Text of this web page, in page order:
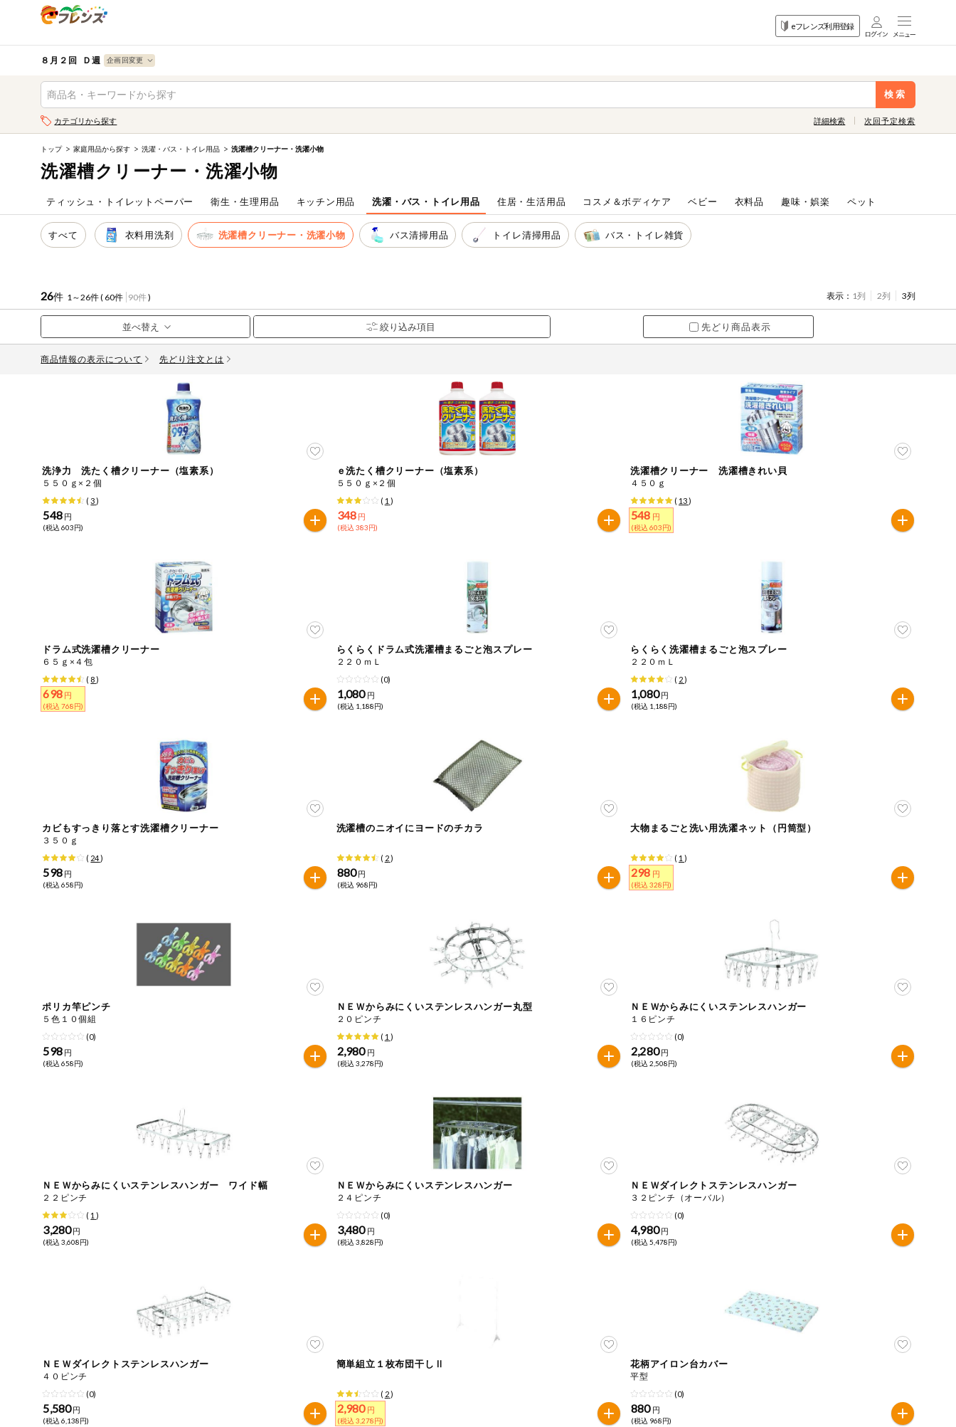
eフレンズ利用登録
ログイン
生協加入はこちら
登録から開始まで
注文番号注文
お気に入り注文
注文履歴注文
人気カテゴリ
食品から探す
自動注文システム登録
自動注文システム登録を修正する
くらしの定番品（毎週企画）
専門ショップサイト
パルコープ・よどがわ生協の情報サイト
商品のリクエスト
アプリのダウンロード
８月２回 Ｄ週
検索
果物
肉・ハム・ソ
ーセージ
魚介・加工品
米・雑穀など
パン・ジャム
豆腐・納豆・
こんにゃく
など
麺類
おやつ
飲料
ーパー
コスメ＆ボデ
ィケア
ベビー
先着限定企画
スマート・ワ
今週の新登場
よりどりでお
トク
果物すべて
カテゴリから探す 詳細検索
検索条件を指定してください。全項目に条件を指定しなくても検索できます。
キーワード
キーワードをすべて含む
いずれかのキーワードを含む
メーカー名
カテゴリ
特定原材料と特定原材料に準ずるものが含まれていない商品を検索できます。
特定原材料
小麦 落花生 えび
あわび カシューナッツ ごま
ゼラチン マカダミアナッツ もも りんご
アレルゲン情報は、商品企画時の情報のため、ご使用前には必ず商品パッケージの表示をご確認ください。
特定原材料に準ずるものは、お取引先から情報提供のあった範囲でのお知らせです。
次回予定検索
トップ 家庭用品から探す 洗濯・バス・トイレ用品 洗濯槽クリーナー・洗濯小物
洗濯槽クリーナー・洗濯小物
ティッシュ・トイレットペーパー 衛生・生理用品 キッチン用品 洗濯・バス・トイレ用品 住居・生活用品 コスメ＆ボディケア ベビー 衣料品 趣味・娯楽 ペット
すべて 衣料用洗剤 洗濯槽クリーナー・洗濯小物 バス清掃用品 トイレ清掃用品 バス・トイレ雑貨
26件 1～26件 ( 60件 90件) 表示： 1列 2列 3列
先どり商品表示
商品情報の表示について 先どり注文とは
洗浄力 洗たく槽クリーナー（塩素系）
５５０ｇ×２個
(3)
548 円
(税込 603円)
ｅ洗たく槽クリーナー（塩素系）
５５０ｇ×２個
( 1 )
348 円
(税込 383円)
洗濯槽クリーナー 洗濯槽きれい貝
４５０ｇ
( 13)
548 円
(税込 603円)
ドラム式洗濯槽クリーナー
６５ｇ×４包
( 8)
698 円
(税込 768円)
らくらくドラム式洗濯槽まるごと泡スプレー
２２０ｍＬ
(0)
1,080 円
(税込 1,188円)
らくらく洗濯槽まるごと泡スプレー
２２０ｍＬ
( 2)
1,080 円
(税込 1,188円)
カビもすっきり落とす洗濯槽クリーナー
３５０ｇ
( 24)
598 円
(税込 658円)
洗濯槽のニオイにヨードのチカラ
( 2)
880 円
(税込 968円)
大物まるごと洗い用洗濯ネット（円筒型）
( 1 )
298 円
(税込 328円)
ポリカ竿ピンチ
５色１０個組
(0)
598 円
(税込 658円)
ＮＥＷからみにくいステンレスハンガー丸型
２０ピンチ
( 1 )
2,980 円
(税込 3,278円)
ＮＥＷからみにくいステンレスハンガー
１６ピンチ
(0)
2,280 円
(税込 2,508円)
ＮＥＷからみにくいステンレスハンガー ワイド幅
２２ピンチ
( 1 )
3,280 円
(税込 3,608円)
ＮＥＷからみにくいステンレスハンガー
２４ピンチ
(0)
3,480 円
(税込 3,828円)
ＮＥＷダイレクトステンレスハンガー
３２ピンチ（オーバル）
(0)
4,980 円
(税込 5,478円)
ＮＥＷダイレクトステンレスハンガー
４０ピンチ
(0)
5,580 円
(税込 6,138円)
簡単組立１枚布団干しⅡ
( 2)
2,980 円
(税込 3,278円)
花柄アイロン台カバー
平型
(0)
880 円
(税込 968円)